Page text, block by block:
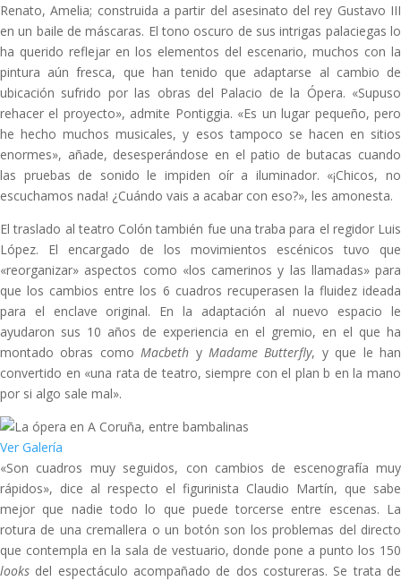
Renato, Amelia; construida a partir del asesinato del rey Gustavo III
en un baile de máscaras. El tono oscuro de sus intrigas palaciegas lo
ha querido reflejar en los elementos del escenario, muchos con la
pintura aún fresca, que han tenido que adaptarse al cambio de
ubicación sufrido por las obras del Palacio de la Ópera. «Supuso
rehacer el proyecto», admite Pontiggia. «Es un lugar pequeño, pero
he hecho muchos musicales, y esos tampoco se hacen en sitios
enormes», añade, desesperándose en el patio de butacas cuando
las pruebas de sonido le impiden oír a iluminador. «¡Chicos, no
escuchamos nada! ¿Cuándo vais a acabar con eso?», les amonesta.
El traslado al teatro Colón también fue una traba para el regidor Luis
López. El encargado de los movimientos escénicos tuvo que
«reorganizar» aspectos como «los camerinos y las llamadas» para
que los cambios entre los 6 cuadros recuperasen la fluidez ideada
para el enclave original. En la adaptación al nuevo espacio le
ayudaron sus 10 años de experiencia en el gremio, en el que ha
montado obras como Macbeth y Madame Butterfly, y que le han
convertido en «una rata de teatro, siempre con el plan b en la mano
por si algo sale mal».
Ver Galería
«Son cuadros muy seguidos, con cambios de escenografía muy
rápidos», dice al respecto el figurinista Claudio Martín, que sabe
mejor que nadie todo lo que puede torcerse entre escenas. La
rotura de una cremallera o un botón son los problemas del directo
que contempla en la sala de vestuario, donde pone a punto los 150
looks del espectáculo acompañado de dos costureras. Se trata de